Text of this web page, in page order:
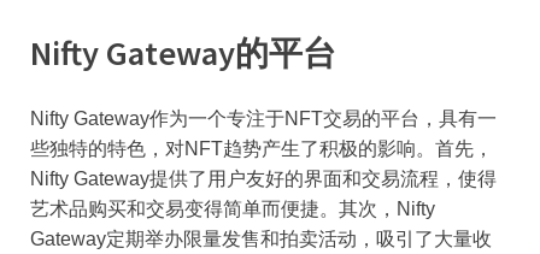
Nifty Gateway的平台
Nifty Gateway作为一个专注于NFT交易的平台，具有一
些独特的特色，对NFT趋势产生了积极的影响。首先，
Nifty Gateway提供了用户友好的界面和交易流程，使得
艺术品购买和交易变得简单而便捷。其次，Nifty
Gateway定期举办限量发售和拍卖活动，吸引了大量收